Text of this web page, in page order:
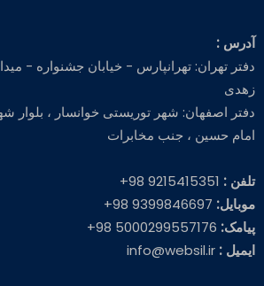
آدرس :
دفتر تهران: تهرانپارس - خیابان جشنواره -
زهدی
دفتر اصفهان: شهر توریستی خوانسار ، بلوار
امام حسین ، جنب مخابرات
تلفن :
موبایل:
پیامک:
ایمیل :